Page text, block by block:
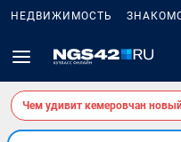
НЕДВИЖИМОСТЬ
Чем удивит кемеровчан